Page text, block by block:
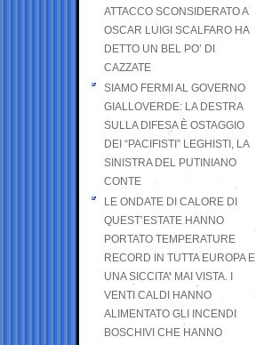
ATTACCO SCONSIDERATO A
OSCAR LUIGI SCALFARO HA
DETTO UN BEL PO’ DI
CAZZATE
SIAMO FERMI AL GOVERNO
GIALLOVERDE: LA DESTRA
SULLA DIFESA È OSTAGGIO
DEI “PACIFISTI” LEGHISTI, LA
SINISTRA DEL PUTINIANO
CONTE
LE ONDATE DI CALORE DI
QUEST’ESTATE HANNO
PORTATO TEMPERATURE
RECORD IN TUTTA EUROPA E
UNA SICCITA’ MAI VISTA. I
VENTI CALDI HANNO
ALIMENTATO GLI INCENDI
BOSCHIVI CHE HANNO